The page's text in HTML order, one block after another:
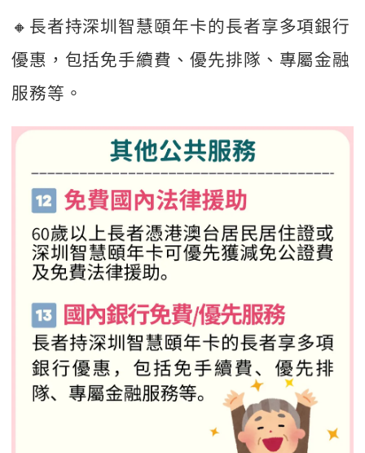
🔸長者持深圳智慧頤年卡的長者享多項銀行
優惠，包括免手續費、優先排隊、專屬金融
服務等。